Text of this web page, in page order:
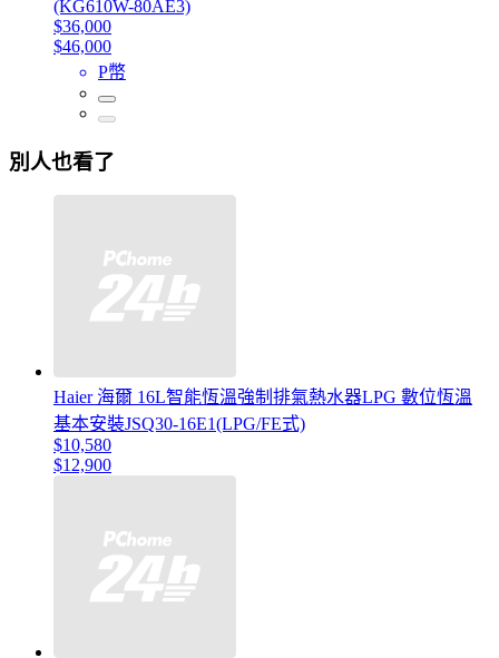
(KG610W-80AE3)
$36,000
$46,000
P幣
別人也看了
Haier 海爾 16L智能恆溫強制排氣熱水器LPG 數位恆溫
基本安裝JSQ30-16E1(LPG/FE式)
$10,580
$12,900